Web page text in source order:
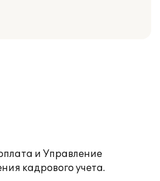
и Управление
кадрового учета.